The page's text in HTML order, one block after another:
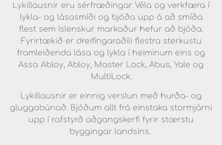
Lykillausnir eru sérfræðingar Véla og verkfæra í
lykla- og lásasmíði og bjóða upp á að smíða
flest sem íslenskur markaður hefur að bjóða.
Fyrirtækið er dreifingaraðili flestra sterkustu
framleiðenda lása og lykla í heiminum eins og
Assa Abloy, Abloy, Master Lock, Abus, Yale og
MultiLock.
Lykillausnir er einnig verslun með hurða- og
gluggabúnað. Bjóðum allt frá einstaka stormjárni
upp í rafstyrð aðgangskerfi fyrir stærstu
byggingar landsins.